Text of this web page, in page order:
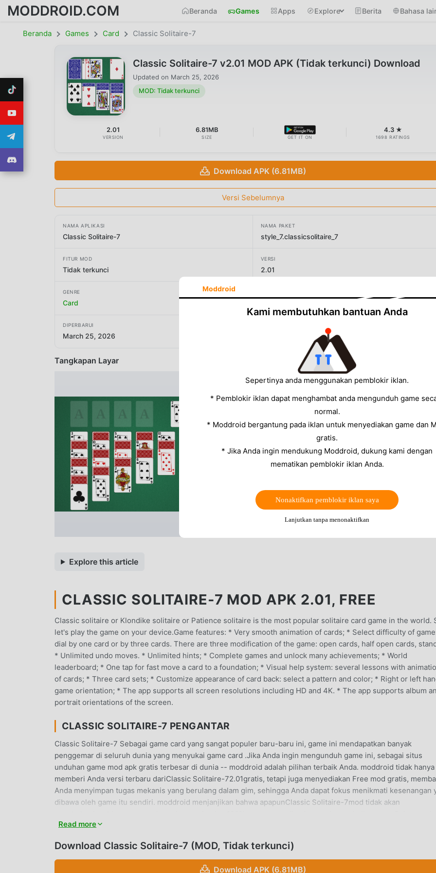
MODDROID.COM Beranda Games Apps Explore Berita Bahasa
Beranda Games Card Classic Solitaire-7
Classic Solitaire-7 v2.01 MOD APK (Tidak terkunci) Download
Updated on March 25, 2026
MOD: Tidak terkunci
2.01
VERSION
6.81MB
SIZE GET IT ON
4.3 ★
1698 RATINGS
Download APK (6.81MB)
Versi Sebelumnya
NAMA APLIKASI
Classic Solitaire-7
NAMA PAKET
style_7.classicsolitaire_7
FITUR MOD
Tidak terkunci
VERSI
2.01
GENRE
Card
DIPERBARUI
March 25, 2026
Tangkapan Layar
Explore this article
CLASSIC SOLITAIRE-7 MOD APK 2.01, FREE
Classic solitaire or Klondike solitaire or Patience solitaire is the most popular solitaire card game in the world.
let's play the game on your device.Game features: * Very smooth animation of cards; * Select difficulty of
dial by one card or by three cards. There are three modification of the game: open cards, half open cards,
* Unlimited undo moves. * Unlimited hints; * Complete games and unlock many achievements; * World
leaderboard; * One tap for fast move a card to a foundation; * Visual help system: several lessons with
of cards; * Three card sets; * Customize appearance of card back: select a pattern and color; * Right or left
game orientation; * The app supports all screen resolutions including HD and 4K. * The app supports album
portrait orientations of the screen.
CLASSIC SOLITAIRE-7 PENGANTAR
Classic Solitaire-7 Sebagai game card yang sangat populer baru-baru ini, game ini mendapatkan banyak
penggemar di seluruh dunia yang menyukai game card .Jika Anda ingin mengunduh game ini, sebagai situs
unduhan game mod apk gratis terbesar di dunia -- moddroid adalah pilihan terbaik Anda. moddroid tidak hanya
memberi Anda versi terbaru dariClassic Solitaire-72.01gratis, tetapi juga menyediakan Free mod gratis,
Anda menyimpan tugas mekanis yang berulang dalam gim, sehingga Anda dapat fokus menikmati kesenangan
dibawa oleh game itu sendiri. moddroid menjanjikan bahwa apapunClassic Solitaire-7mod tidak akan
klien moddroid, Anda dapat mengunduh dan menginstalClassic Solitaire-7 2.01 dengan satu klik. Tunggu apa
GAMEPLAY UNIK
Read more
Download Classic Solitaire-7 (MOD, Tidak terkunci)
Download APK (6.81MB)
Moddroid
Kami membutuhkan bantuan Anda
Sepertinya anda menggunakan pemblokir iklan.
* Pemblokir iklan dapat menghambat anda mengunduh game
normal.
* Moddroid bergantung pada iklan untuk menyediakan game dan
gratis.
* Jika Anda ingin mendukung Moddroid, dukung kami dengan
mematikan pemblokir iklan Anda.
Nonaktifkan pemblokir iklan saya
Lanjutkan tanpa menonaktifkan